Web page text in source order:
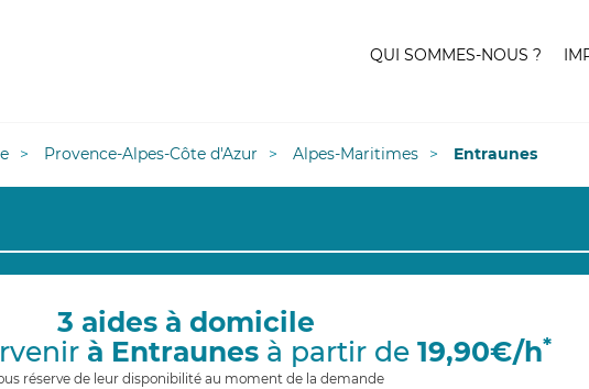
QUI SOMMES-NOUS ?
Provence-Alpes-Côte d'Azur Alpes-Maritimes Entraunes
3 aides à domicile
à Entraunesà partir de 19,90€/h*
réserve de leur disponibilité au moment de la demande